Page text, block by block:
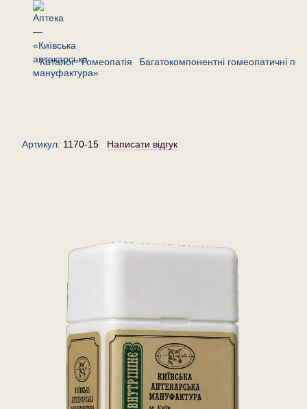
Каталог Гомеопатія Багатокомпонентні гомеопатичні
Комплекс «При судомах»—
Артикул: 1170-15 Написати відгук